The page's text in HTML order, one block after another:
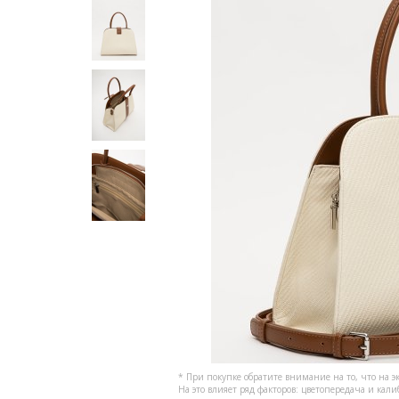
* При покупке обратите внимание на то, что на
На это влияет ряд факторов: цветопередача и